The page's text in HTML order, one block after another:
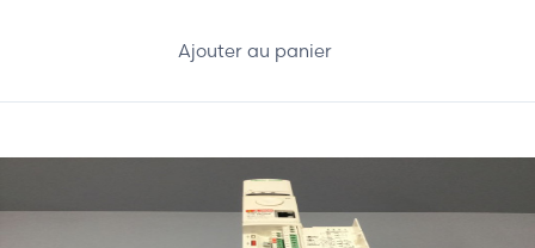
Ajouter au panier